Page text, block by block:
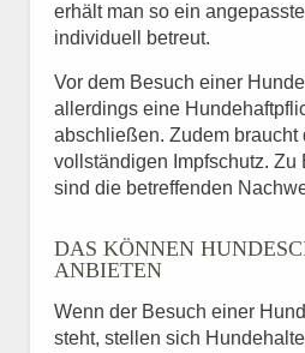
erhält man so ein
individuell betreut.
Vor dem Besuch einer
allerdings eine
abschließen. Zudem braucht
vollständigen Impfschutz. Zu
sind die betreffenden
DAS KÖNNEN
ANBIETEN
Wenn der Besuch einer
steht, stellen sich